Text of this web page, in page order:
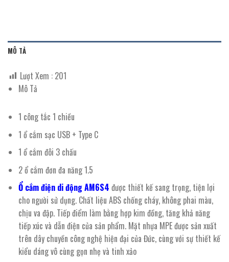
MÔ TẢ
Lượt Xem : 201
Mô Tả
1 công tắc 1 chiều
1 ổ cắm sạc USB + Type C
1 ổ cắm đôi 3 chấu
2 ổ cắm đơn đa năng 1.5
Ổ cắm điện di động AM6S4 được thiết kế sang trọng, tiện lợi
cho người sử dụng. Chất liệu ABS chống cháy, không phai màu,
chịu va đập. Tiếp điểm làm bằng hợp kim đồng, tăng khả năng
tiếp xúc và dẫn điện của sản phẩm. Mặt nhựa MPE được sản xuất
trên dây chuyền công nghệ hiện đại của Đức, cùng với sự thiết kế
kiểu dáng vô cùng gọn nhẹ và tinh xảo